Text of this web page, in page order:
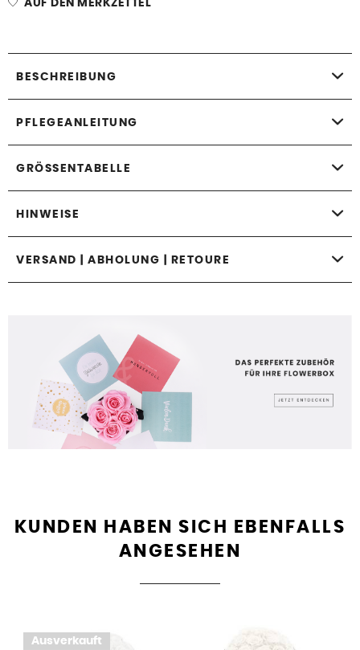
AUF DEN MERKZETTEL
BESCHREIBUNG
PFLEGEANLEITUNG
GRÖSSENTABELLE
HINWEISE
VERSAND | ABHOLUNG | RETOURE
KUNDEN HABEN SICH EBENFALLS
ANGESEHEN
Ausverkauft